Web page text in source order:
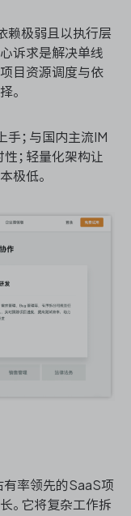
赖极弱且以执行层
诉求是解决单线
目资源调度与依
。
手；与国内主流IM
；轻量化架构让
极低。
有率领先的SaaS项
。它将复杂工作拆